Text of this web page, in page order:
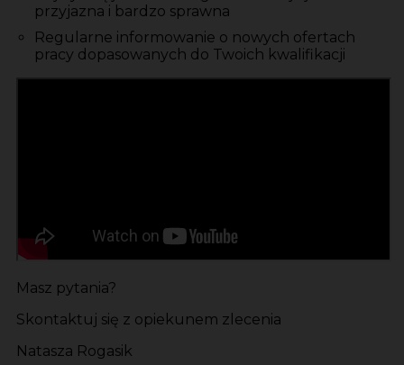
przyjazna i bardzo sprawna
Regularne informowanie o nowych ofertach
pracy dopasowanych do Twoich kwalifikacji
Masz pytania?
Skontaktuj się z opiekunem zlecenia
Natasza Rogasik